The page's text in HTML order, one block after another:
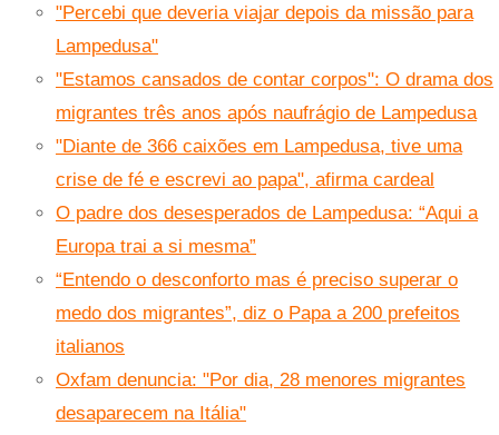
"Percebi que deveria viajar depois da missão para
Lampedusa"
"Estamos cansados de contar corpos": O drama dos
migrantes três anos após naufrágio de Lampedusa
"Diante de 366 caixões em Lampedusa, tive uma
crise de fé e escrevi ao papa", afirma cardeal
O padre dos desesperados de Lampedusa: “Aqui a
Europa trai a si mesma”
“Entendo o desconforto mas é preciso superar o
medo dos migrantes”, diz o Papa a 200 prefeitos
italianos
Oxfam denuncia: "Por dia, 28 menores migrantes
desaparecem na Itália"